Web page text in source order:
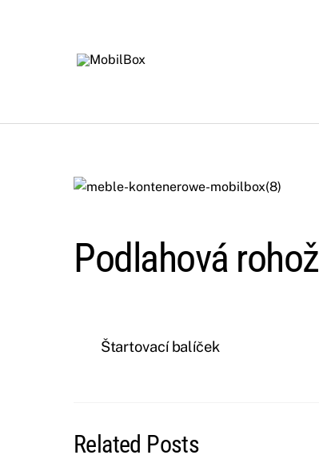
Podlahová rohož
Štartovací balíček
Related Posts